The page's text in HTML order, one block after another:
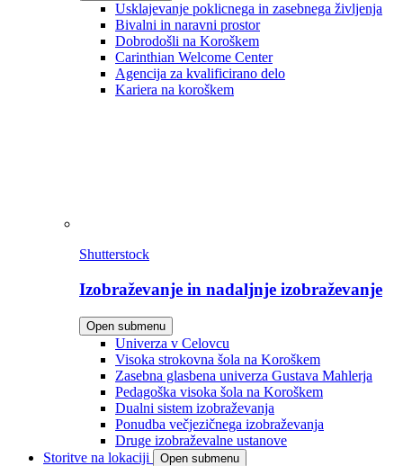
Usklajevanje poklicnega in zasebnega življenja
Bivalni in naravni prostor
Dobrodošli na Koroškem
Carinthian Welcome Center
Agencija za kvalificirano delo
Kariera na koroškem
Shutterstock
Izobraževanje in nadaljnje izobraževanje
Open submenu
Univerza v Celovcu
Visoka strokovna šola na Koroškem
Zasebna glasbena univerza Gustava Mahlerja
Pedagoška visoka šola na Koroškem
Dualni sistem izobraževanja
Ponudba večjezičnega izobraževanja
Druge izobraževalne ustanove
Storitve na lokaciji
Open submenu